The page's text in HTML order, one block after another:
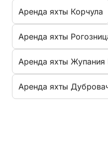
Aренда яхты Корчула
Aренда яхты
Aренда яхты
Aренда яхты